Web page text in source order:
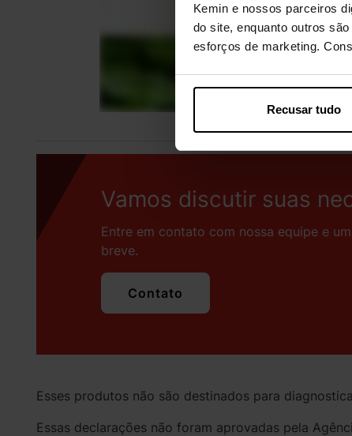
Kemin e nossos parceiros
do site, enquanto outros
esforços de marketing.
Recusar tudo
Vamos discutir suas
Entre em contato com nossa equipe e
breve.
Contato
Esses produtos não são destinados para
Essas declarações não foram aprovadas pela